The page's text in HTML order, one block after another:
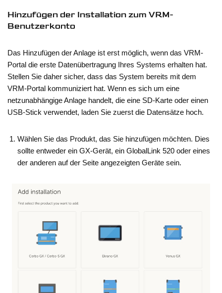
Hinzufügen der Installation zum VRM-
Benutzerkonto
Das Hinzufügen der Anlage ist erst möglich, wenn das VRM-
Portal die erste Datenübertragung Ihres Systems erhalten hat.
Stellen Sie daher sicher, dass das System bereits mit dem
VRM-Portal kommuniziert hat. Wenn es sich um eine
netzunabhängige Anlage handelt, die eine SD-Karte oder einen
USB-Stick verwendet, laden Sie zuerst die Datensätze hoch.
Wählen Sie das Produkt, das Sie hinzufügen möchten. Dies
sollte entweder ein GX-Gerät, ein GlobalLink 520 oder eines
der anderen auf der Seite angezeigten Geräte sein.